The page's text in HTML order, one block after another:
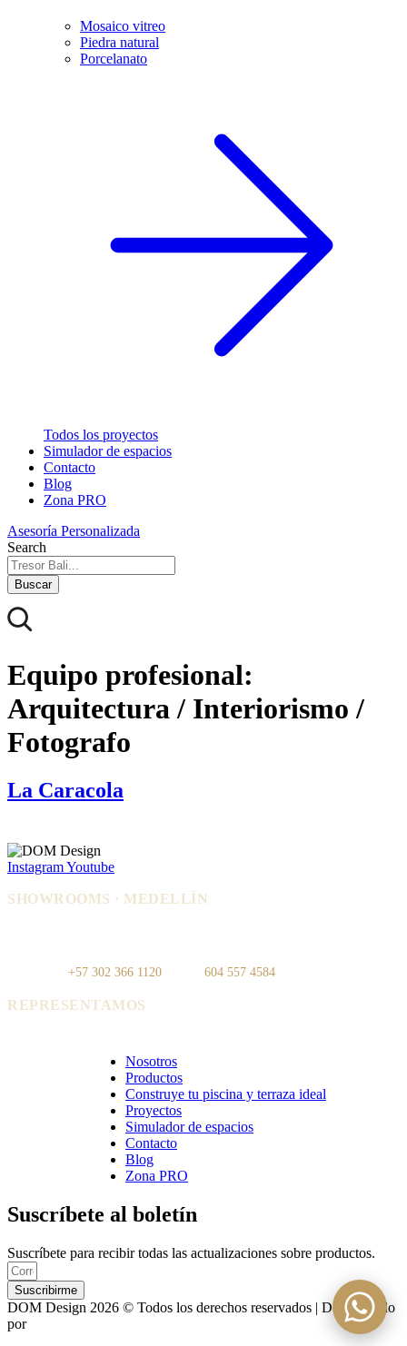
Mosaico vitreo
Piedra natural
Porcelanato
Todos los proyectos
Simulador de espacios
Contacto
Blog
Zona PRO
Asesoría Personalizada
Search
Buscar
Equipo profesional:
Arquitectura / Interiorismo /
Fotografo
La Caracola
InstagramYoutube
SHOWROOMS · MEDELLÍN
+57 302 366 1120 604 557 4584
REPRESENTAMOS
Nosotros
Productos
Construye tu piscina y terraza ideal
Proyectos
Simulador de espacios
Contacto
Blog
Zona PRO
Suscríbete al boletín
Suscríbete para recibir todas las actualizaciones sobre productos.
Suscribirme
DOM Design 2026 © Todos los derechos reservados | Desarrollado
por